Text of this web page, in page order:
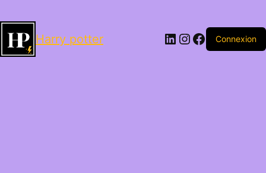
Harry potter LinkedIn
Instagram
Facebook
Connexion